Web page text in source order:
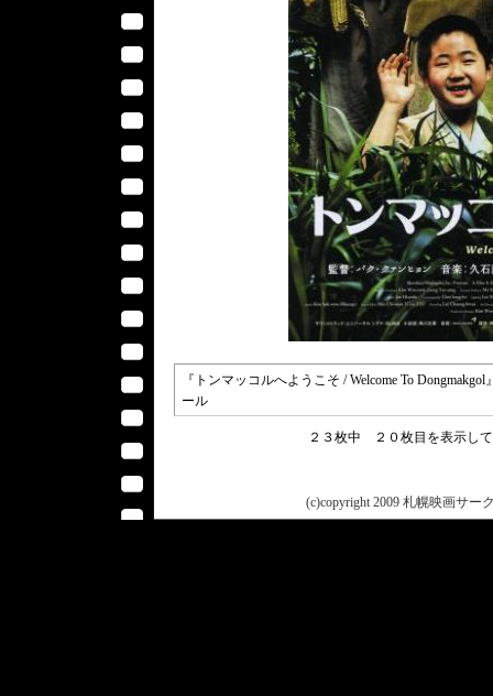
『トンマッコルへようこそ / Welcome To
ール
２３枚中 ２０枚目を表示し
(c)copyright 2009 札幌映画サー